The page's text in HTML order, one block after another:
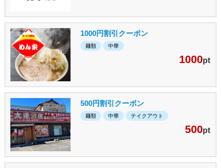
1000円割引クーポン
麺類 中華
1000pt
500円割引クーポン
麺類 中華 テイクアウト
500pt